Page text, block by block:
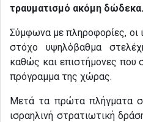
τραυματισμό ακόμη δώδεκα.
Σύμφωνα με πληροφορίες, οι
στόχο υψηλόβαθμα
καθώς και επιστήμονες που
πρόγραμμα της χώρας.
Μετά τα πρώτα πλήγματα
ισραηλινή στρατιωτική